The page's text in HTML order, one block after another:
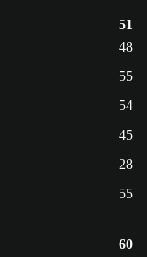
51
48
55
54
45
28
55
60